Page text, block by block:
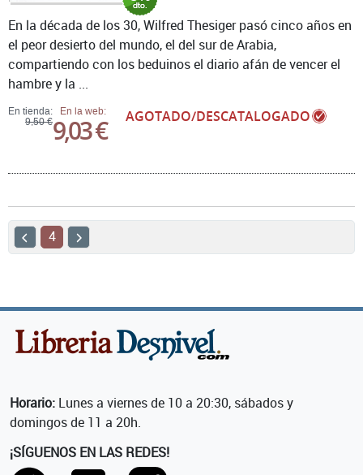
En tienda:
9,50 €
En la web:
9,03 € AGOTADO/DESCATALOGADO
En la década de los 30, Wilfred Thesiger pasó cinco años en
el peor desierto del mundo, el del sur de Arabia,
compartiendo con los beduinos el diario afán de vencer el
hambre y la ...
4
Horario: Lunes a viernes de 10 a 20:30, sábados y
domingos de 11 a 20h.
¡SÍGUENOS EN LAS REDES!